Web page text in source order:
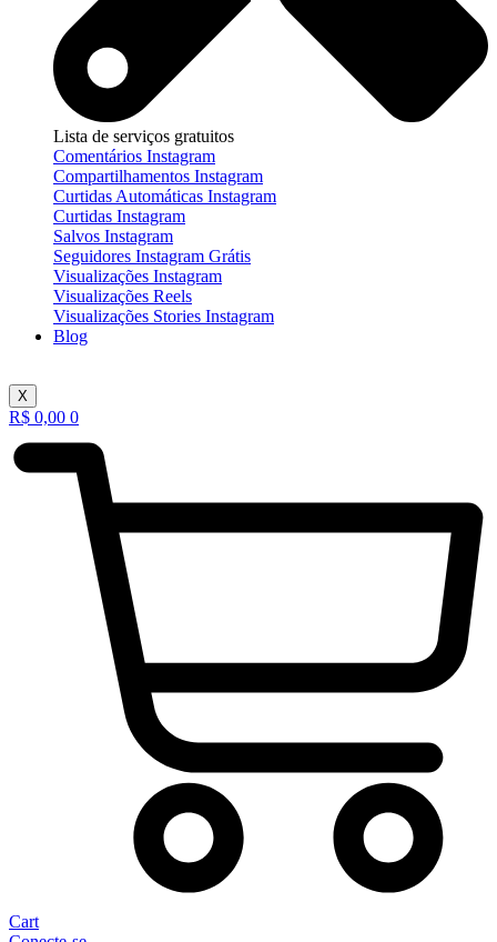
Lista de serviços gratuitos
Comentários Instagram
Compartilhamentos Instagram
Curtidas Automáticas Instagram
Curtidas Instagram
Salvos Instagram
Seguidores Instagram Grátis
Visualizações Instagram
Visualizações Reels
Visualizações Stories Instagram
Blog
X
R$ 0,00 0
Cart